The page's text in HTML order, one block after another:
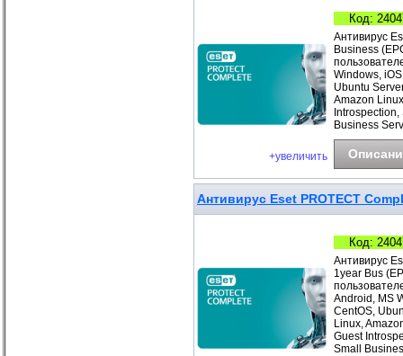
+увеличить
Код:
Антивирус
Business
Windows,
Ubuntu
Amazon
Business
Антивирус Eset PROTECT
Код:
Антивирус
1year Bus
Android, MS
CentOS,
Linux,
Guest
Small